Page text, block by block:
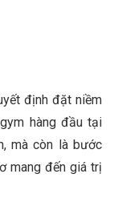
định đặt niềm
hàng đầu tại
mà còn là bước
mang đến giá trị